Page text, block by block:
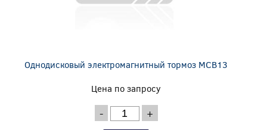
Однодисковый электромагнитный тормоз MCB13
Цена по запросу
- +